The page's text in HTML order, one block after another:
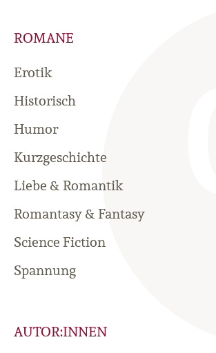
ROMANE
Erotik
Historisch
Humor
Kurzgeschichte
Liebe & Romantik
Romantasy & Fantasy
Science Fiction
Spannung
AUTOR:INNEN